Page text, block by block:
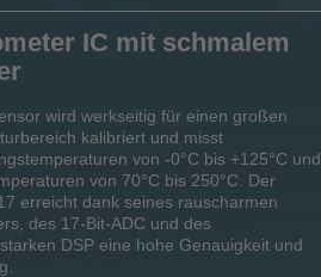
IC mit schmalem
wird werkseitig für einen großen
kalibriert und misst
von -0°C bis +125°C und
von 70°C bis 250°C. Der
erreicht dank seines rauscharmen
des 17-Bit-ADC und des
DSP eine hohe Genauigkeit und